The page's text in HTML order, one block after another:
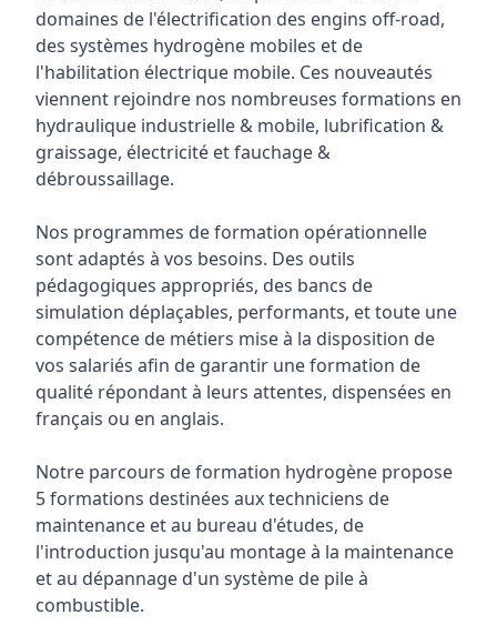
domaines de l'électrification des engins off-road,
des systèmes hydrogène mobiles et de
l'habilitation électrique mobile. Ces nouveautés
viennent rejoindre nos nombreuses formations en
hydraulique industrielle & mobile, lubrification &
graissage, électricité et fauchage &
débroussaillage.
Nos programmes de formation opérationnelle
sont adaptés à vos besoins. Des outils
pédagogiques appropriés, des bancs de
simulation déplaçables, performants, et toute une
compétence de métiers mise à la disposition de
vos salariés afin de garantir une formation de
qualité répondant à leurs attentes, dispensées en
français ou en anglais.
Notre parcours de formation hydrogène propose
5 formations destinées aux techniciens de
maintenance et au bureau d'études, de
l'introduction jusqu'au montage à la maintenance
et au dépannage d'un système de pile à
combustible.